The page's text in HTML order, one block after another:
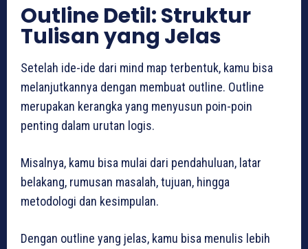
Outline Detil: Struktur
Tulisan yang Jelas
Setelah ide-ide dari mind map terbentuk, kamu bisa
melanjutkannya dengan membuat outline. Outline
merupakan kerangka yang menyusun poin-poin
penting dalam urutan logis.
Misalnya, kamu bisa mulai dari pendahuluan, latar
belakang, rumusan masalah, tujuan, hingga
metodologi dan kesimpulan.
Dengan outline yang jelas, kamu bisa menulis lebih